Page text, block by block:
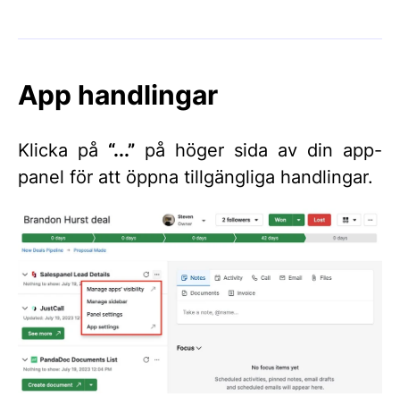
App handlingar
Klicka på “...” på höger sida av din app-
panel för att öppna tillgängliga handlingar.